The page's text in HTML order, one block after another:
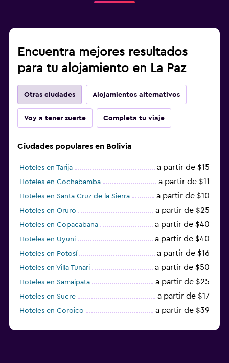
Encuentra mejores resultados
para tu alojamiento en La Paz
Otras ciudades Alojamientos alternativos
Voy a tener suerte Completa tu viaje
Ciudades populares en Bolivia
Hoteles en Tarija a partir de $15
Hoteles en Cochabamba a partir de $11
Hoteles en Santa Cruz de la Sierra a partir de $10
Hoteles en Oruro a partir de $25
Hoteles en Copacabana a partir de $40
Hoteles en Uyuni a partir de $40
Hoteles en Potosí a partir de $16
Hoteles en Villa Tunari a partir de $50
Hoteles en Samaipata a partir de $25
Hoteles en Sucre a partir de $17
Hoteles en Coroico a partir de $39